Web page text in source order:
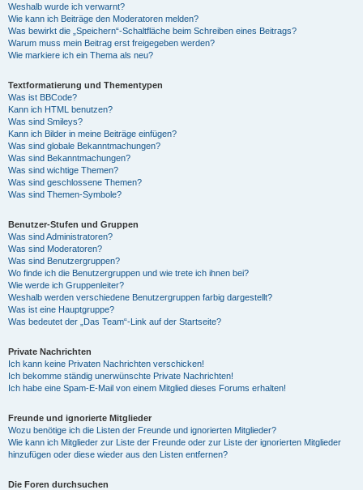
Weshalb wurde ich verwarnt?
Wie kann ich Beiträge den Moderatoren melden?
Was bewirkt die „Speichern“-Schaltfläche beim Schreiben eines Beitrags?
Warum muss mein Beitrag erst freigegeben werden?
Wie markiere ich ein Thema als neu?
Textformatierung und Thementypen
Was ist BBCode?
Kann ich HTML benutzen?
Was sind Smileys?
Kann ich Bilder in meine Beiträge einfügen?
Was sind globale Bekanntmachungen?
Was sind Bekanntmachungen?
Was sind wichtige Themen?
Was sind geschlossene Themen?
Was sind Themen-Symbole?
Benutzer-Stufen und Gruppen
Was sind Administratoren?
Was sind Moderatoren?
Was sind Benutzergruppen?
Wo finde ich die Benutzergruppen und wie trete ich ihnen bei?
Wie werde ich Gruppenleiter?
Weshalb werden verschiedene Benutzergruppen farbig dargestellt?
Was ist eine Hauptgruppe?
Was bedeutet der „Das Team“-Link auf der Startseite?
Private Nachrichten
Ich kann keine Privaten Nachrichten verschicken!
Ich bekomme ständig unerwünschte Private Nachrichten!
Ich habe eine Spam-E-Mail von einem Mitglied dieses Forums erhalten!
Freunde und ignorierte Mitglieder
Wozu benötige ich die Listen der Freunde und ignorierten Mitglieder?
Wie kann ich Mitglieder zur Liste der Freunde oder zur Liste der ignorierten Mitglieder
hinzufügen oder diese wieder aus den Listen entfernen?
Die Foren durchsuchen